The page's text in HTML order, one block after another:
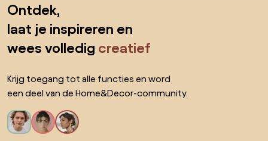
Ontdek,
laat je inspireren en
wees volledig creatief
Krijg toegang tot alle functies en word
een deel van de Home&Decor-community.